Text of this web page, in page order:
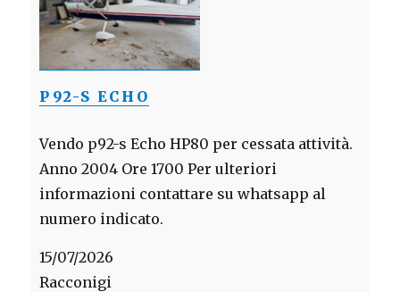
P92-S ECHO
Vendo p92-s Echo HP80 per cessata attività.
Anno 2004 Ore 1700 Per ulteriori
informazioni contattare su whatsapp al
numero indicato.
15/07/2026
Racconigi